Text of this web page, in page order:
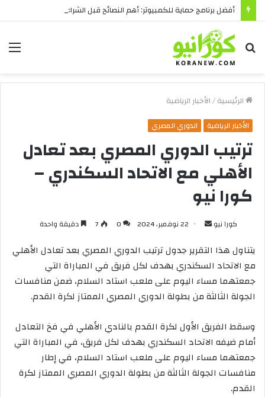
أفضل برنامج حماية للكمبيوتر: أهم النصائح قبل الشراء
بحث
عن
الرئيسية/الأخبار الرياضية
الأخبار الرياضية الدوري المصري
ترتيب الدوري المصري بعد تعادل
الأهلي مع الاتحاد السكندري –
كورا نيو
كورا نيو
أرسل
إلكترونيا
22 نوفمبر، 2024 0
7 دقيقة واحدة
يتناول هذا التقرير جدول ترتيب الدوري المصري بعد تعادل الأهلي
مع الاتحاد السكندري بهدف لكل فريق في المباراة التي
جمعتهما مساء اليوم على ملعب استاد السلام، ضمن منافسات
الجولة الثالثة من بطولة الدوري المصري الممتاز لكرة القدم.
وسقط الفريق الأول لكرة القدم بالنادي الأهلي في فخ التعادل
أمام ضيفه الاتحاد السكندري بهدف لكل فريق، في المباراة التي
جمعتهما مساء اليوم على ملعب استاد السلام، في إطار
منافسات الجولة الثالثة من بطولة الدوري المصري الممتاز لكرة
القدم.